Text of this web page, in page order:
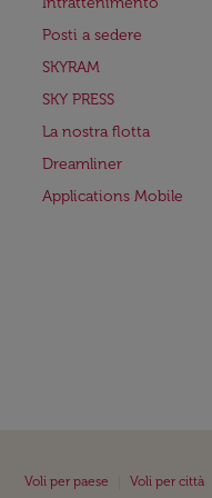
Posti a sedere
SKYRAM
SKY PRESS
La nostra flotta
Dreamliner
Applications Mobile
Voli per paese Voli per città